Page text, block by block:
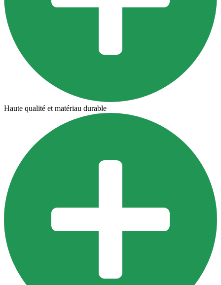
Haute qualité et matériau durable